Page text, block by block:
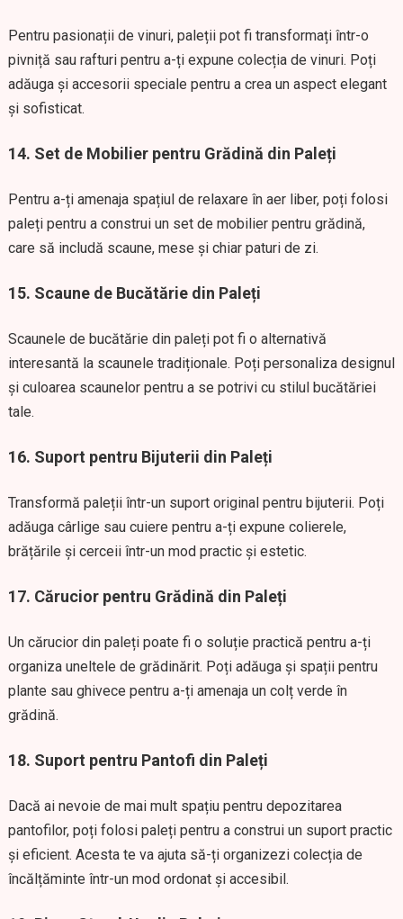
Pentru pasionații de vinuri, paleții pot fi transformați într-o
pivniță sau rafturi pentru a-ți expune colecția de vinuri. Poți
adăuga și accesorii speciale pentru a crea un aspect elegant
și sofisticat.
14. Set de Mobilier pentru Grădină din Paleți
Pentru a-ți amenaja spațiul de relaxare în aer liber, poți folosi
paleți pentru a construi un set de mobilier pentru grădină,
care să includă scaune, mese și chiar paturi de zi.
15. Scaune de Bucătărie din Paleți
Scaunele de bucătărie din paleți pot fi o alternativă
interesantă la scaunele tradiționale. Poți personaliza designul
și culoarea scaunelor pentru a se potrivi cu stilul bucătăriei
tale.
16. Suport pentru Bijuterii din Paleți
Transformă paleții într-un suport original pentru bijuterii. Poți
adăuga cârlige sau cuiere pentru a-ți expune colierele,
brățările și cerceii într-un mod practic și estetic.
17. Cărucior pentru Grădină din Paleți
Un cărucior din paleți poate fi o soluție practică pentru a-ți
organiza uneltele de grădinărit. Poți adăuga și spații pentru
plante sau ghivece pentru a-ți amenaja un colț verde în
grădină.
18. Suport pentru Pantofi din Paleți
Dacă ai nevoie de mai mult spațiu pentru depozitarea
pantofilor, poți folosi paleți pentru a construi un suport practic
și eficient. Acesta te va ajuta să-ți organizezi colecția de
încălțăminte într-un mod ordonat și accesibil.